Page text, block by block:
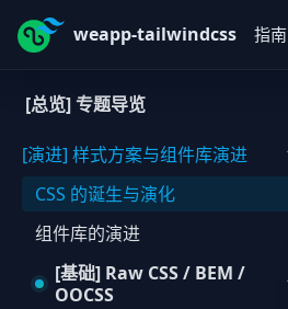
weapp-tailwindcss 指南
[总览] 专题导览
[演进] 样式方案与组件库演进
CSS 的诞生与演化
组件库的演进
[基础] Raw CSS / BEM /
OOCSS